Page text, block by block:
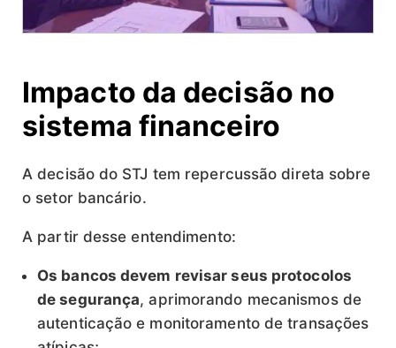
Impacto da decisão no
sistema financeiro
A decisão do STJ tem repercussão direta sobre
o setor bancário.
A partir desse entendimento:
Os bancos devem revisar seus protocolos
de segurança, aprimorando mecanismos de
autenticação e monitoramento de transações